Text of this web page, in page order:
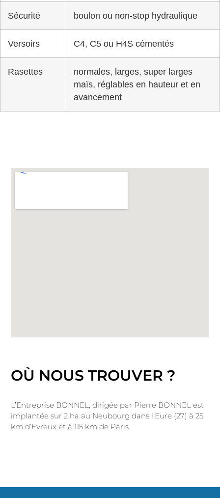
Sécurité boulon ou non-stop hydraulique
Versoirs C4, C5 ou H4S cémentés
Rasettes
normales, larges, super larges
maïs, réglables en hauteur et en
avancement
OÙ NOUS TROUVER ?
L’Entreprise BONNEL, dirigée par Pierre BONNEL est
implantée sur 2 ha au Neubourg dans l’Eure (27) à 25
km d’Evreux et à 115 km de Paris